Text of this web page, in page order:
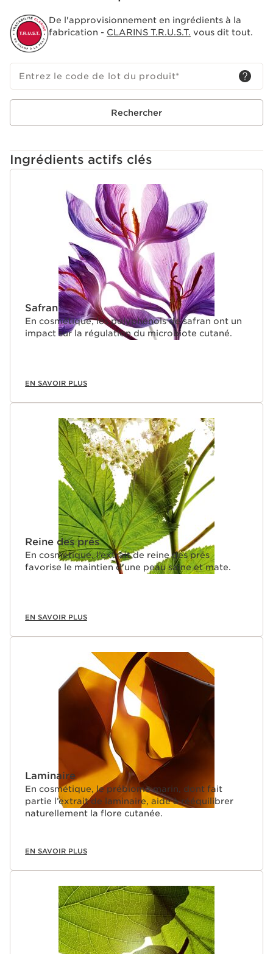
De l'approvisionnement en ingrédients à la
fabrication - CLARINS T.R.U.S.T. vous dit tout.
Entrez le code de lot du produit*
Rechercher
Ingrédients actifs clés
ALLER AU CONTENU
Safran
En cosmétique, les polyphénols de safran ont un
impact sur la régulation du microbiote cutané.
EN SAVOIR PLUS
Reine des prés
En cosmétique, l’extrait de reine des prés
favorise le maintien d’une peau saine et mate.
EN SAVOIR PLUS
Laminaire
En cosmétique, le prébiome marin, dont fait
partie l’extrait de laminaire, aide à rééquilibrer
naturellement la flore cutanée.
EN SAVOIR PLUS